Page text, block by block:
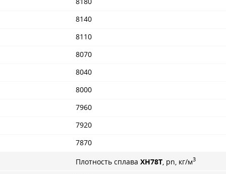
8140
8110
8070
8040
8000
7960
7920
7870
Плотность сплава ХН78Т , pn, кг/м3